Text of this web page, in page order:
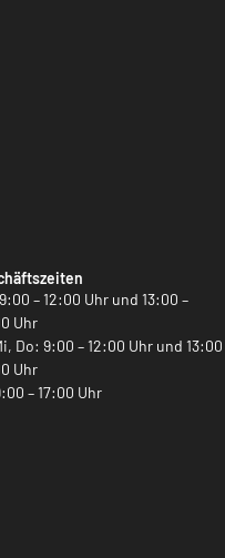
– 12:00 Uhr und 13:00 –
Uhr
Do: 9:00 – 12:00 Uhr und 13:00
Uhr
– 17:00 Uhr